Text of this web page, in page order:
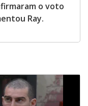
o voto
Ray.